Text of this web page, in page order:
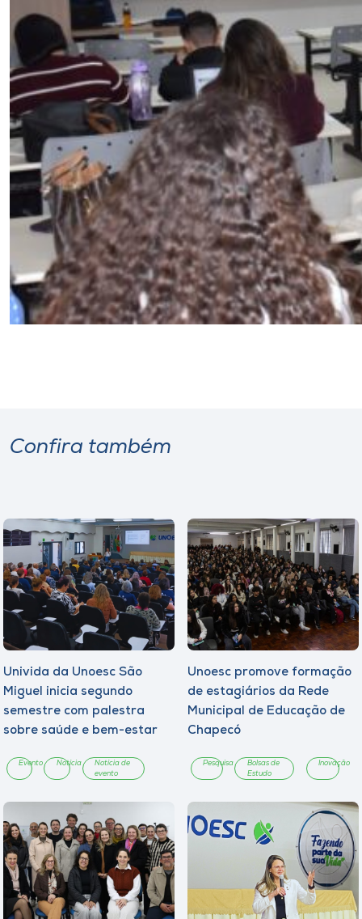
Confira também
Univida da Unoesc São
Miguel inicia segundo
semestre com palestra
sobre saúde e bem-estar
Evento Notícia
Notícia de
evento
Unoesc promove formação
de estagiários da Rede
Municipal de Educação de
Chapecó
Pesquisa
Bolsas de
Estudo
Inovação